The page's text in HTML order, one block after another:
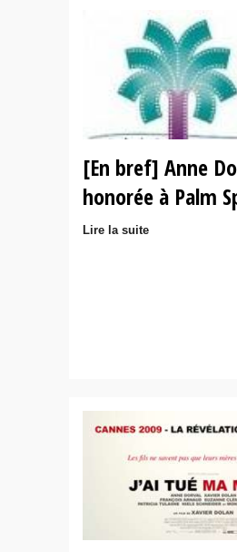
[En bref] Anne
honorée à Palm
Lire la suite